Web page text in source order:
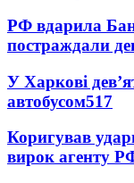
РФ вдарила
постраждали
У Харкові
автобусом517
Коригував
вирок агенту